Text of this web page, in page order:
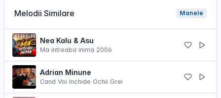
Melodii Similare Manele
Nea Kalu & Asu
Ma intreaba inima 2006
Adrian Minune
Cand Voi Inchide Ochii Grei